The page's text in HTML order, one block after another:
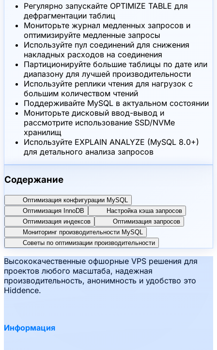
Регулярно запускайте OPTIMIZE TABLE для
дефрагментации таблиц
Мониторьте журнал медленных запросов и
оптимизируйте медленные запросы
Используйте пул соединений для снижения
накладных расходов на соединения
Партиционируйте большие таблицы по дате или
диапазону для лучшей производительности
Используйте реплики чтения для нагрузок с
большим количеством чтений
Поддерживайте MySQL в актуальном состоянии
Мониторьте дисковый ввод-вывод и
рассмотрите использование SSD/NVMe
хранилищ
Используйте EXPLAIN ANALYZE (MySQL 8.0+)
для детального анализа запросов
Содержание
Оптимизация конфигурации MySQL
Оптимизация InnoDB
Настройка кэша запросов
Оптимизация индексов
Оптимизация запросов
Мониторинг производительности MySQL
Советы по оптимизации производительности
Высококачественные офшорные VPS решения для
проектов любого масштаба, надежная
производительность, анонимность и удобство это
Hiddence.
Информация